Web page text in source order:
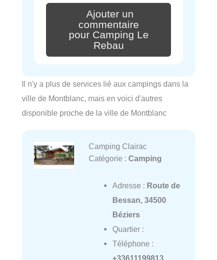
Ajouter un
commentaire
pour Camping Le
Rebau
Il n'y a plus de services lié aux campings dans la
ville de Montblanc, mais en voici d'autres
disponible proche de la ville de Montblanc
Camping Clairac
Catégorie : Camping
Adresse : Route de
Bessan, 34500
Béziers
Quartier :
Téléphone :
+33611199813